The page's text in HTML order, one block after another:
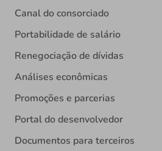
Canal do consorciado
Portabilidade de salário
Renegociação de dívidas
Análises econômicas
Promoções e parcerias
Portal do desenvolvedor
Documentos para terceiros